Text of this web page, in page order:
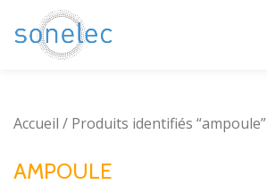
Aller
Accueil / Produits identifiés “ampoule”
AMPOULE